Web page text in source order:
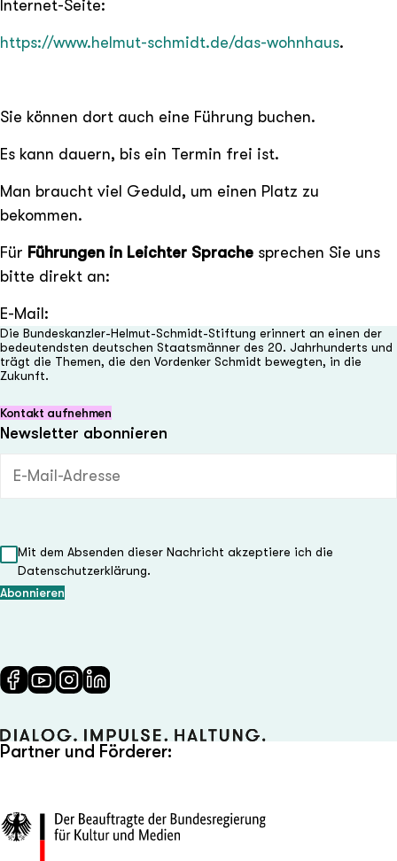
Internet-Seite:
https://www.helmut-schmidt.de/das-wohnhaus.
Sie können dort auch eine Führung buchen.
Es kann dauern, bis ein Termin frei ist.
Man braucht viel Geduld, um einen Platz zu
bekommen.
Für Führungen in Leichter Sprache sprechen Sie uns
bitte direkt an:
E-Mail:
Die Bundeskanzler-Helmut-Schmidt-Stiftung erinnert an einen der
bedeutendsten deutschen Staatsmänner des 20. Jahrhunderts und
trägt die Themen, die den Vordenker Schmidt bewegten, in die
Zukunft.
Kontakt aufnehmen
Newsletter abonnieren
Mit dem Absenden dieser Nachricht akzeptiere ich die
Datenschutzerklärung.
Partner und Förderer: